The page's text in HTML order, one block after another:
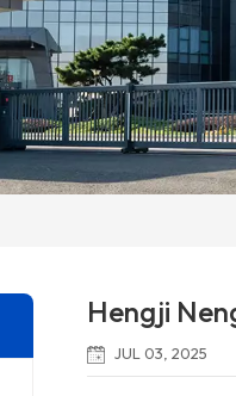
Hengji
JUL 03, 2025